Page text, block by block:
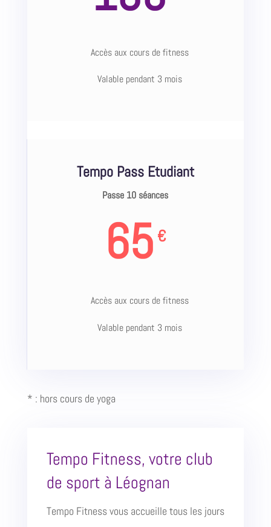
Accès aux cours de fitness
Valable pendant 3 mois
Tempo Pass Etudiant
Passe 10 séances
€
65
Accès aux cours de fitness
Valable pendant 3 mois
* : hors cours de yoga
Tempo Fitness, votre club
de sport à Léognan
Tempo Fitness vous accueille tous les jours